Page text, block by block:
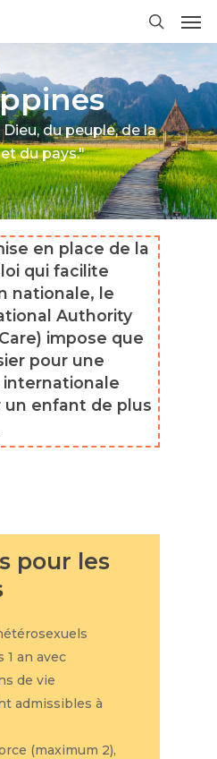
search
du peuple, de la
du pays."
en place de la
qui facilite
nationale, le
Authority
impose que
pour une
un enfant de plus
pour les
1 an avec
de vie
admissibles à
(maximum 2),